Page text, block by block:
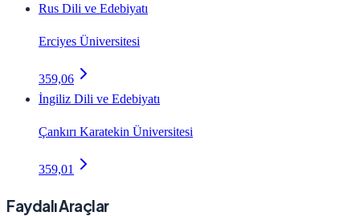
Rus Dili ve Edebiyatı
Erciyes Üniversitesi
359,06
İngiliz Dili ve Edebiyatı
Çankırı Karatekin Üniversitesi
359,01
Faydalı Araçlar